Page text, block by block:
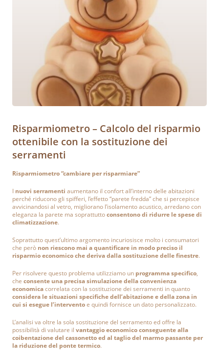
Risparmiometro – Calcolo del risparmio
ottenibile con la sostituzione dei
serramenti
Risparmiometro “cambiare per risparmiare”
I nuovi serramenti aumentano il confort all’interno delle abitazioni
perché riducono gli spifferi, l’effetto “parete fredda” che si percepisce
avvicinandosi al vetro, migliorano l’isolamento acustico, arredano con
eleganza la parete ma soprattuttoconsentono di ridurre le spese di
climatizzazione.
Soprattutto quest’ultimo argomento incuriosisce molto i consumatori
che però non riescono mai a quantificare in modo preciso il
risparmio economico che deriva dalla sostituzione delle finestre.
Per risolvere questo problema utilizziamo un programma specifico,
che consente una precisa simulazione della convenienza
economicacorrelata con la sostituzione dei serramenti in quanto
considera le situazioni specifiche dell’abitazione e della zona in
cui si esegue l’interventoe quindi fornisce un dato personalizzato.
L’analisi va oltre la sola sostituzione del serramento ed offre la
possibilità di valutare il vantaggio economico conseguente alla
coibentazione del cassonetto ed al taglio del marmo passante per
la riduzione del ponte termico.